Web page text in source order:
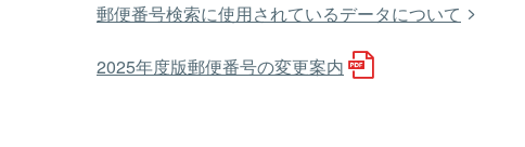
郵便番号検索に使用されているデータについて
2025年度版郵便番号の変更案内